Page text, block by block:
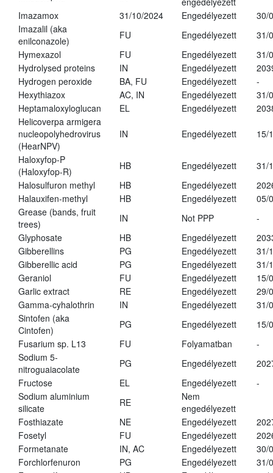
Imazamox
31/10/2024 Engedélyezett
30/
Imazalil (aka
enilconazole)
FU Engedélyezett
31/
Hymexazol
FU Engedélyezett
31/
Hydrolysed proteins
IN Engedélyezett
Hydrogen peroxide
BA, FU Engedélyezett
-
Hexythiazox
AC, IN Engedélyezett
31/
Heptamaloxyloglucan
EL Engedélyezett
Helicoverpa armigera
nucleopolyhedrovirus
(HearNPV)
IN Engedélyezett 15/
Haloxyfop-P
(Haloxyfop-R)
HB Engedélyezett
31/
Halosulfuron methyl
HB Engedélyezett
Halauxifen-methyl
HB Engedélyezett
05/
Grease (bands, fruit
trees)
IN Not PPP
-
Glyphosate
HB Engedélyezett
Gibberellins
PG Engedélyezett
31/
Gibberellic acid
PG Engedélyezett
31/
Geraniol
FU Engedélyezett
15/
Garlic extract
RE Engedélyezett
29/
Gamma-cyhalothrin
IN Engedélyezett
31/
Sintofen (aka
Cintofen)
PG Engedélyezett
15/
Fusarium sp. L13
FU Folyamatban
-
Sodium 5-
nitroguaiacolate
PG Engedélyezett
Fructose
EL Engedélyezett
-
Sodium aluminium
silicate
RE
Nem
engedélyezett
Fosthiazate
NE Engedélyezett
Fosetyl
FU Engedélyezett
Formetanate
IN, AC Engedélyezett
30/
Forchlorfenuron
PG Engedélyezett
31/